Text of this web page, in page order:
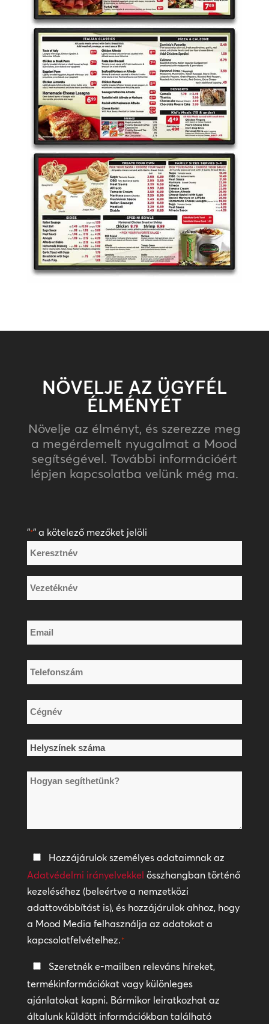
NÖVELJE AZ ÜGYFÉL
ÉLMÉNYÉT
Növelje az élményt, és szerezze meg
a megérdemelt nyugalmat a Mood
segítségével. További információért
lépjen kapcsolatba velünk még ma.
"*" a kötelező mezőket jelöli
Név
*
Keresztnév
Email
*
Telefonszám
*
Cégnév
*
Helyszínek
*Hogyan
Adatvédelmi
irányelvek
*
Hozzájárulok személyes adataimnak az
Adatvédelmi irányelvekkel összhangban történő
kezeléséhez (beleértve a nemzetközi
adattovábbítást is), és hozzájárulok ahhoz, hogy
a Mood Media felhasználja az adatokat a
kapcsolatfelvételhez.*
Tartsa
a
kapcsolatot
Szeretnék e-mailben releváns híreket,
termékinformációkat vagy különleges
ajánlatokat kapni. Bármikor leiratkozhat az
általunk küldött információkban található